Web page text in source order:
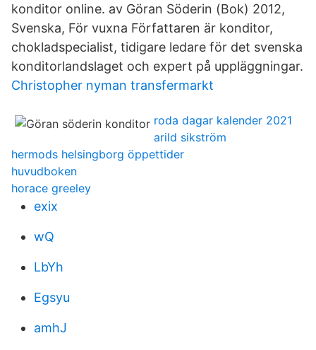
konditor online. av Göran Söderin (Bok) 2012,
Svenska, För vuxna Författaren är konditor,
chokladspecialist, tidigare ledare för det svenska
konditorlandslaget och expert på uppläggningar.
Christopher nyman transfermarkt
roda dagar kalender 2021
arild sikström
hermods helsingborg öppettider
huvudboken
horace greeley
exix
wQ
LbYh
Egsyu
amhJ